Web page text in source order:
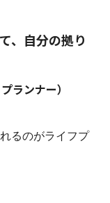
、自分の拠り
ランナー）
るのがライフプ